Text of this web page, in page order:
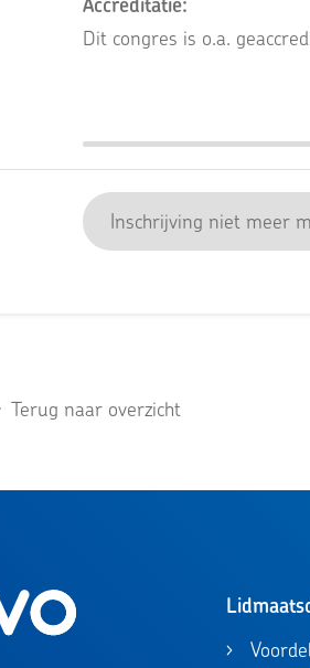
Dit congres is o.a.
Inschrijving niet meer
Terug naar overzicht